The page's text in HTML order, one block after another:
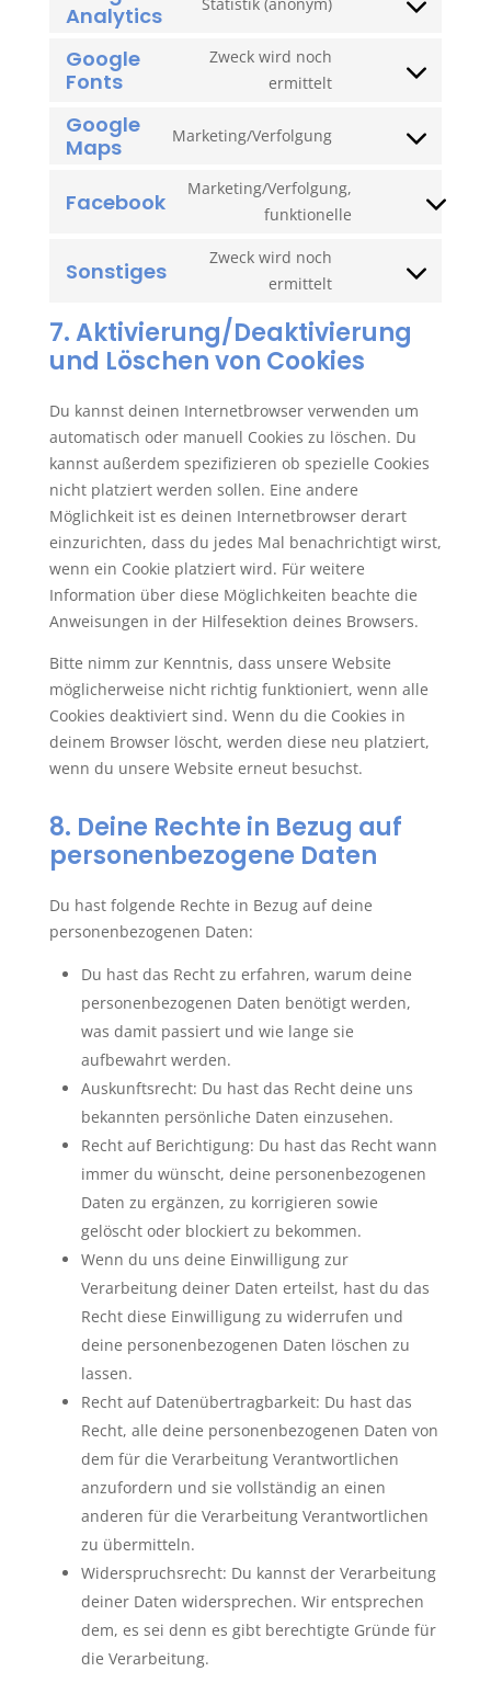
Analytics
Google
Fonts
Zweck wird noch
ermittelt
fonts
Google
Maps
Marketing/Verfolgung
service
google-
Facebook
Marketing/Verfolgung,
funktionelle
service
Sonstiges
Zweck wird noch
ermittelt
service
sonstiges
7. Aktivierung/Deaktivierung
und Löschen von Cookies
Du kannst deinen Internetbrowser verwenden um
automatisch oder manuell Cookies zu löschen. Du
kannst außerdem spezifizieren ob spezielle Cookies
nicht platziert werden sollen. Eine andere
Möglichkeit ist es deinen Internetbrowser derart
einzurichten, dass du jedes Mal benachrichtigt wirst,
wenn ein Cookie platziert wird. Für weitere
Information über diese Möglichkeiten beachte die
Anweisungen in der Hilfesektion deines Browsers.
Bitte nimm zur Kenntnis, dass unsere Website
möglicherweise nicht richtig funktioniert, wenn alle
Cookies deaktiviert sind. Wenn du die Cookies in
deinem Browser löscht, werden diese neu platziert,
wenn du unsere Website erneut besuchst.
8. Deine Rechte in Bezug auf
personenbezogene Daten
Du hast folgende Rechte in Bezug auf deine
personenbezogenen Daten:
Du hast das Recht zu erfahren, warum deine
personenbezogenen Daten benötigt werden,
was damit passiert und wie lange sie
aufbewahrt werden.
Auskunftsrecht: Du hast das Recht deine uns
bekannten persönliche Daten einzusehen.
Recht auf Berichtigung: Du hast das Recht wann
immer du wünscht, deine personenbezogenen
Daten zu ergänzen, zu korrigieren sowie
gelöscht oder blockiert zu bekommen.
Wenn du uns deine Einwilligung zur
Verarbeitung deiner Daten erteilst, hast du das
Recht diese Einwilligung zu widerrufen und
deine personenbezogenen Daten löschen zu
lassen.
Recht auf Datenübertragbarkeit: Du hast das
Recht, alle deine personenbezogenen Daten von
dem für die Verarbeitung Verantwortlichen
anzufordern und sie vollständig an einen
anderen für die Verarbeitung Verantwortlichen
zu übermitteln.
Widerspruchsrecht: Du kannst der Verarbeitung
deiner Daten widersprechen. Wir entsprechen
dem, es sei denn es gibt berechtigte Gründe für
die Verarbeitung.